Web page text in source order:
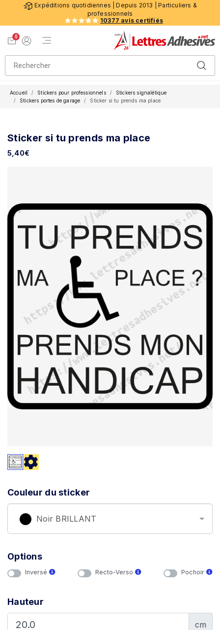
Expéditions quotidiennes | Depuis 2013 | Particuliers &
professionnels
10377 avis certifiés
0
Menu de navigation
Accueil Stickers pour professionnels
Stickers signalétique
Stickers portes de garage
Sticker si tu prends ma place
Sticker si tu prends ma place
5,40€
Couleur du sticker
Noir BRILLANT
Options
Inversé Recto-Verso Pochoir
Hauteur
cm